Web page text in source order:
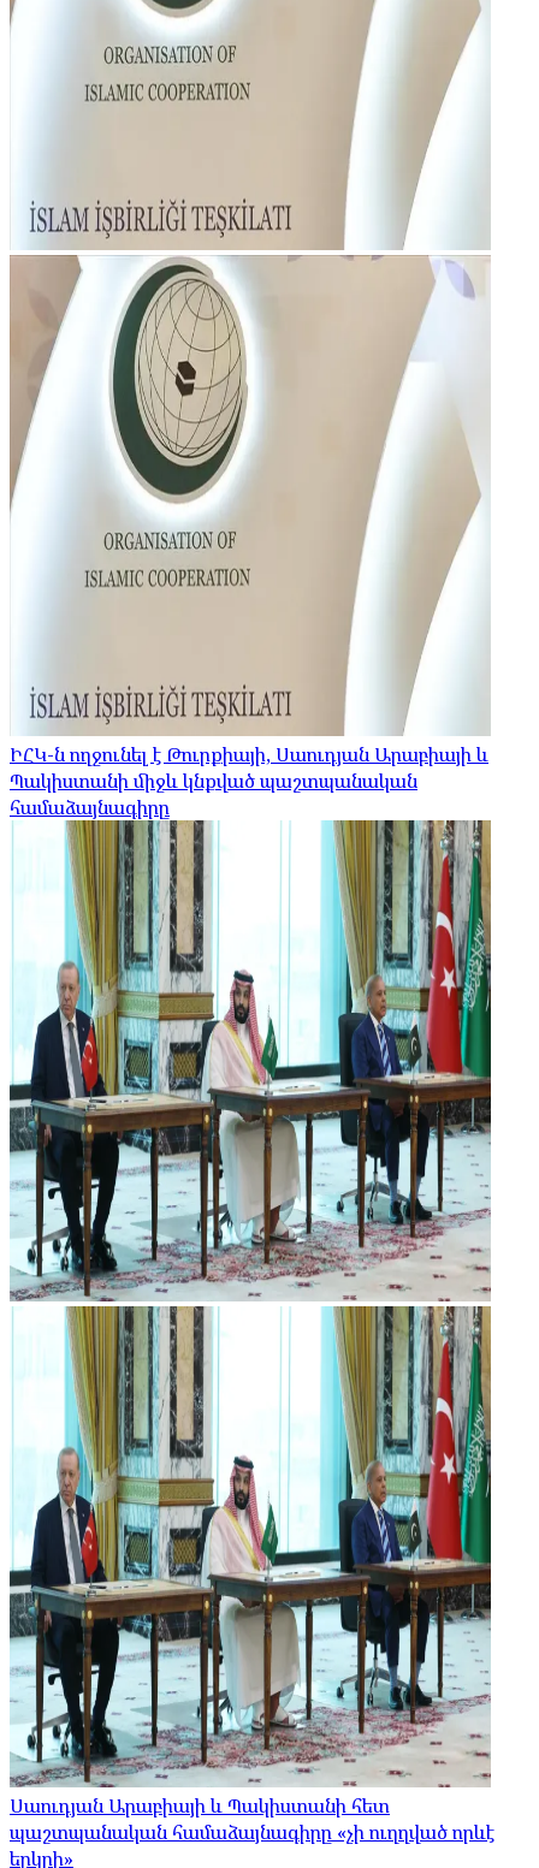
ԻՀԿ-ն ողջունել է Թուրքիայի, Սաուդյան Արաբիայի և
Պակիստանի միջև կնքված պաշտպանական
համաձայնագիրը
Սաուդյան Արաբիայի և Պակիստանի հետ
պաշտպանական համաձայնագիրը «չի ուղղված որևէ
երկրի»